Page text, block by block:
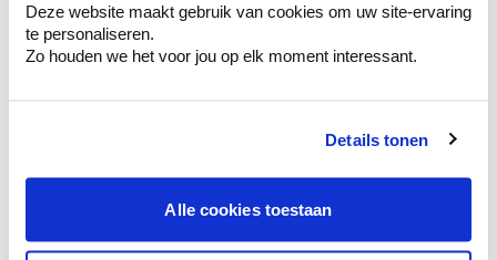
Deze website maakt gebruik van cookies om uw site-ervaring
te personaliseren.
Zo houden we het voor jou op elk moment interessant.
Details tonen
Alle cookies toestaan
Krijg persoonlijk advies om kleuren te
combineren.
Ga samen met de kleuradviseur door je